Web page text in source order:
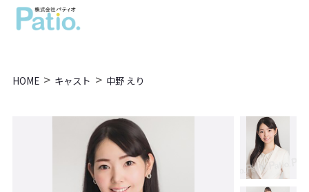
HOME > キャスト > 中野 えり